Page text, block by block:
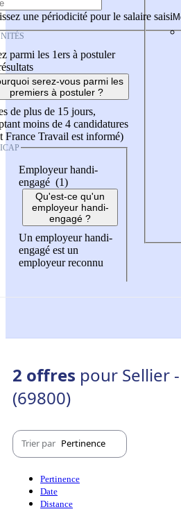
une périodicité pour le salaire saisi
parmi les 1ers à postuler
serez-vous parmi les
premiers à postuler ?
de plus de 15 jours,
moins de 4 candidatures
France Travail est informé)
Employeur handi-
engagé (1)
Qu'est-ce qu'un
employeur handi-
engagé ?
Un employeur handi-
engagé est un
employeur reconnu
2 offres pour Sellier
(69800)
Trier par Pertinence
Pertinence
Date
Distance